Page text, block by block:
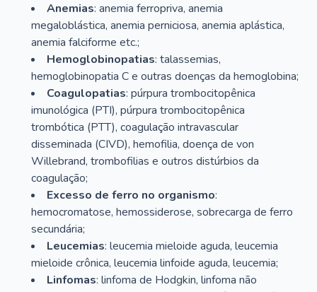
Anemias: anemia ferropriva, anemia
megaloblástica, anemia perniciosa, anemia aplástica,
anemia falciforme etc.;
Hemoglobinopatias: talassemias,
hemoglobinopatia C e outras doenças da hemoglobina;
Coagulopatias: púrpura trombocitopênica
imunológica (PTI), púrpura trombocitopênica
trombótica (PTT), coagulação intravascular
disseminada (CIVD), hemofilia, doença de von
Willebrand, trombofilias e outros distúrbios da
coagulação;
Excesso de ferro no organismo:
hemocromatose, hemossiderose, sobrecarga de ferro
secundária;
Leucemias: leucemia mieloide aguda, leucemia
mieloide crônica, leucemia linfoide aguda, leucemia;
Linfomas: linfoma de Hodgkin, linfoma não